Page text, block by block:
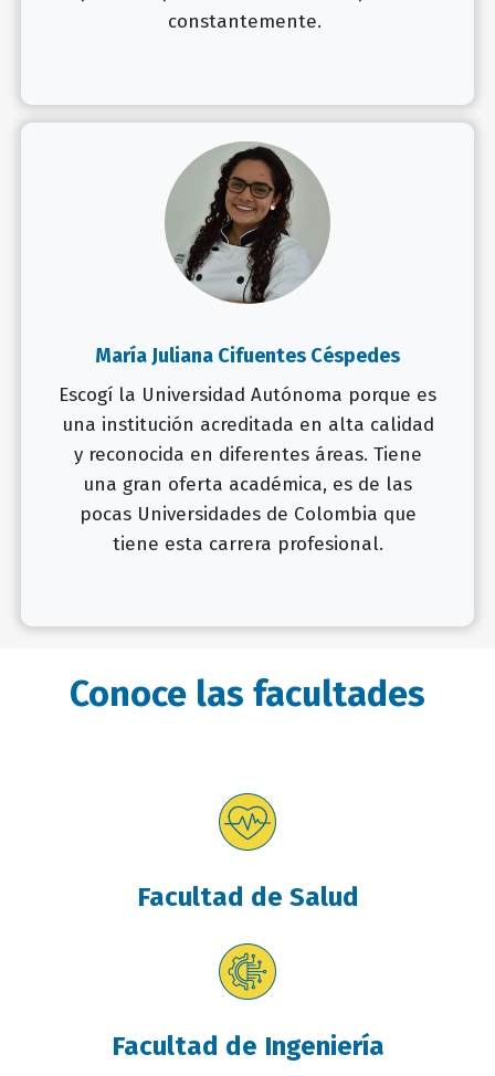
constantemente.
María Juliana Cifuentes Céspedes
Escogí la Universidad Autónoma porque es
una institución acreditada en alta calidad
y reconocida en diferentes áreas. Tiene
una gran oferta académica, es de las
pocas Universidades de Colombia que
tiene esta carrera profesional.
Conoce las facultades
Facultad de Salud
Facultad de Ingeniería